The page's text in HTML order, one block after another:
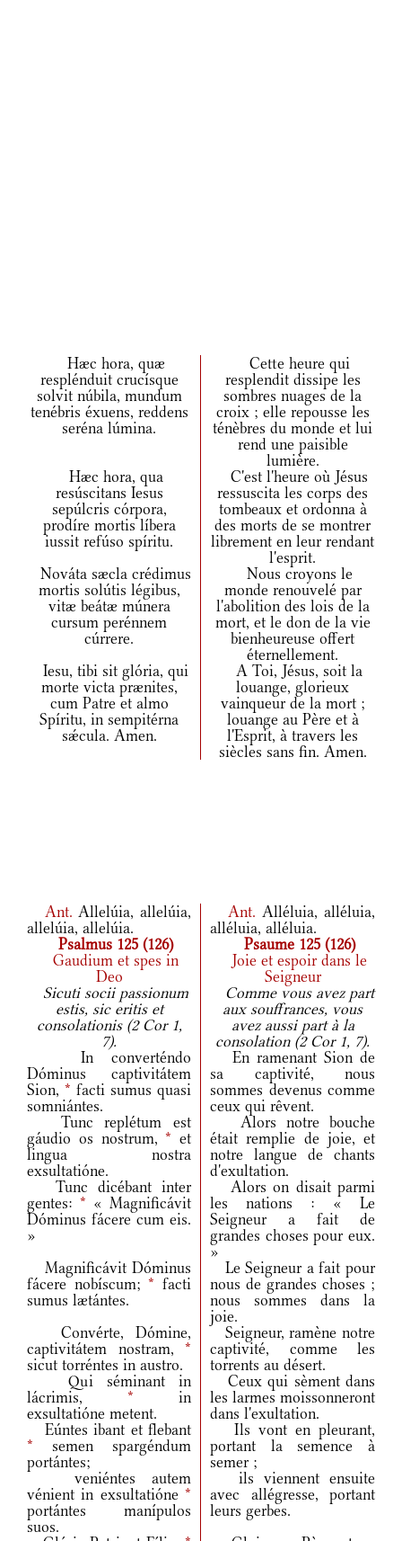
Hæc hora, quæ
resplénduit crucísque
solvit núbila, mundum
tenébris éxuens, reddens
seréna lúmina.
Cette heure qui
resplendit dissipe les
sombres nuages de la
croix ; elle repousse les
ténèbres du monde et lui
rend une paisible
lumière.
Hæc hora, qua
resúscitans Iesus
sepúlcris córpora,
prodíre mortis líbera
iussit refúso spíritu.
C'est l'heure où Jésus
ressuscita les corps des
tombeaux et ordonna à
des morts de se montrer
librement en leur rendant
l'esprit.
Nováta sæcla crédimus
mortis solútis légibus,
vitæ beátæ múnera
cursum perénnem
cúrrere.
Nous croyons le
monde renouvelé par
l'abolition des lois de la
mort, et le don de la vie
bienheureuse offert
éternellement.
Iesu, tibi sit glória, qui
morte victa prænites,
cum Patre et almo
Spíritu, in sempitérna
sǽcula. Amen.
A Toi, Jésus, soit la
louange, glorieux
vainqueur de la mort ;
louange au Père et à
l'Esprit, à travers les
siècles sans fin. Amen.
Ant.Allelúia, allelúia,
allelúia, allelúia.
Ant.Alléluia, alléluia,
alléluia, alléluia.
Psalmus 125 (126)
Psaume 125 (126)
Gaudium et spes in
Deo
Joie et espoir dans le
Seigneur
Sicuti socii passionum
estis, sic eritis et
consolationis (2 Cor 1,
7).
Comme vous avez part
aux souffrances, vous
avez aussi part à la
consolation (2 Cor 1, 7).
In converténdo
Dóminus captivitátem
Sion, * facti sumus quasi
somniántes.
En ramenant Sion de
sa captivité, nous
sommes devenus comme
ceux qui rêvent.
Tunc replétum est
gáudio os nostrum,* et
lingua nostra
exsultatióne.
Alors notre bouche
était remplie de joie, et
notre langue de chants
d'exultation.
Tunc dicébant inter
gentes: * « Magnificávit
Dóminus fácere cum eis.
»
Alors on disait parmi
les nations : « Le
Seigneur a fait de
grandes choses pour eux.
»
Magnificávit Dóminus
fácere nobíscum;* facti
sumus lætántes.
Le Seigneur a fait pour
nous de grandes choses ;
nous sommes dans la
joie.
Convérte, Dómine,
captivitátem nostram, *
sicut torréntes in austro.
Seigneur, ramène notre
captivité, comme les
torrents au désert.
Qui séminant in
lácrimis, * in
exsultatióne metent.
Ceux qui sèment dans
les larmes moissonneront
dans l'exultation.
Eúntes ibant et flebant
* semen spargéndum
portántes;
Ils vont en pleurant,
portant la semence à
semer ;
veniéntes autem
vénient in exsultatióne *
portántes manípulos
suos.
ils viennent ensuite
avec allégresse, portant
leurs gerbes.